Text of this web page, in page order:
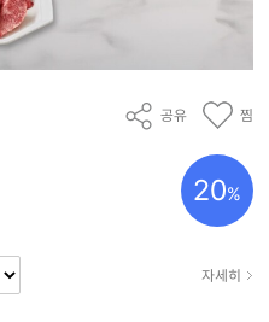
공유 찜
20%
자세히